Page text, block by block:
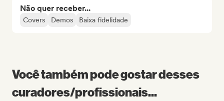
Não quer receber...
Covers Demos Baixa fidelidade
Você também pode gostar desses
curadores/profissionais...